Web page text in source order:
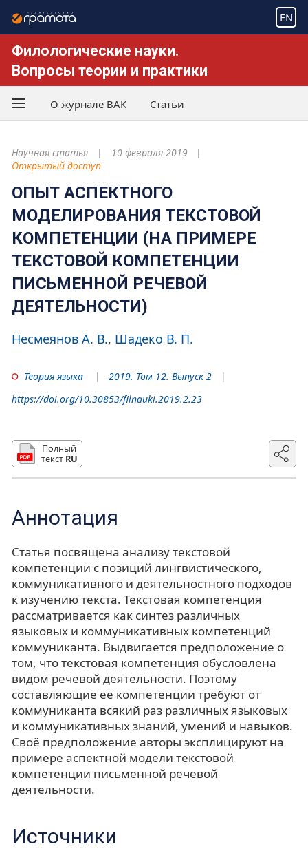
EN
Филологические науки.
Вопросы теории и практики
О журнале ВАК Статьи
Научная статья
10 февраля 2019
Открытый доступ
ОПЫТ АСПЕКТНОГО
МОДЕЛИРОВАНИЯ ТЕКСТОВОЙ
КОМПЕТЕНЦИИ (НА ПРИМЕРЕ
ТЕКСТОВОЙ КОМПЕТЕНЦИИ
ПИСЬМЕННОЙ РЕЧЕВОЙ
ДЕЯТЕЛЬНОСТИ)
Несмеянов А. В. Шадеко В. П.
Теория языка
2019. Том 12. Выпуск 2
https://doi.org/10.30853/filnauki.2019.2.23
Полный
текст RU
Аннотация
Статья посвящена анализу текстовой
компетенции с позиций лингвистического,
коммуникативного и деятельностного подходов
к изучению текста. Текстовая компетенция
рассматривается как синтез различных
языковых и коммуникативных компетенций
коммуниканта. Выдвигается предположение о
том, что текстовая компетенция обусловлена
видом речевой деятельности. Поэтому
составляющие её компетенции требуют от
коммуниканта всякий раз различных языковых
и коммуникативных знаний, умений и навыков.
Своё предположение авторы эксплицируют на
примере аспектной модели текстовой
компетенции письменной речевой
деятельности.
Источники